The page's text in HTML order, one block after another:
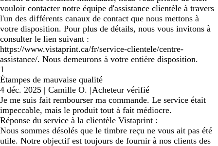
vouloir contacter notre équipe d'assistance clientèle à travers
l'un des différents canaux de contact que nous mettons à
votre disposition. Pour plus de détails, nous vous invitons à
consulter le lien suivant :
https://www.vistaprint.ca/fr/service-clientele/centre-
assistance/. Nous demeurons à votre entière disposition.
1
Étampes de mauvaise qualité
4 déc. 2025 | Camille O. |Acheteur vérifié
Je me suis fait rembourser ma commande. Le service était
impeccable, mais le produit tout à fait médiocre.
Réponse du service à la clientèle Vistaprint :
Nous sommes désolés que le timbre reçu ne vous ait pas été
utile. Notre objectif est toujours de fournir à nos clients des